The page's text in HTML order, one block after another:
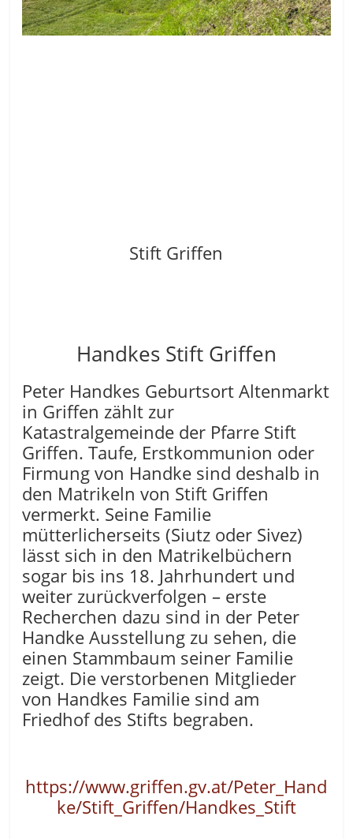
Stift Griffen
Handkes Stift Griffen
Peter Handkes Geburtsort Altenmarkt
in Griffen zählt zur
Katastralgemeinde der Pfarre Stift
Griffen. Taufe, Erstkommunion oder
Firmung von Handke sind deshalb in
den Matrikeln von Stift Griffen
vermerkt. Seine Familie
mütterlicherseits (Siutz oder Sivez)
lässt sich in den Matrikelbüchern
sogar bis ins 18. Jahrhundert und
weiter zurückverfolgen – erste
Recherchen dazu sind in der Peter
Handke Ausstellung zu sehen, die
einen Stammbaum seiner Familie
zeigt. Die verstorbenen Mitglieder
von Handkes Familie sind am
Friedhof des Stifts begraben.
https://www.griffen.gv.at/Peter_Hand
ke/Stift_Griffen/Handkes_Stift